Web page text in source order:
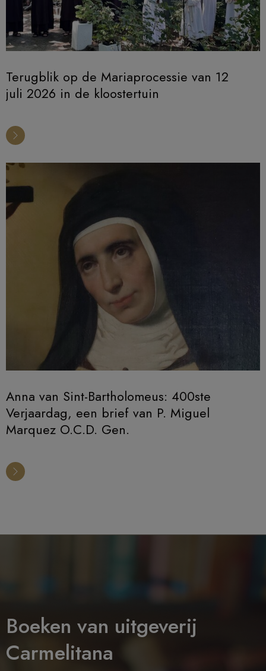
Terugblik op de Mariaprocessie van 12
juli 2026 in de kloostertuin
Anna van Sint-Bartholomeus: 400ste
Verjaardag, een brief van P. Miguel
Marquez O.C.D. Gen.
Boeken van uitgeverij
Carmelitana